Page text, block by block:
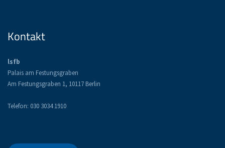
Kontakt
lsfb
Palais am Festungsgraben
Am Festungsgraben 1, 10117 Berlin
Telefon: 030 3034 1910